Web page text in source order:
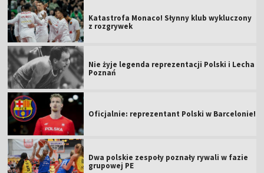
Katastrofa Monaco! Słynny klub wykluczony
z rozgrywek
Nie żyje legenda reprezentacji Polski i Lecha
Poznań
Oficjalnie: reprezentant Polski w Barcelonie!
Dwa polskie zespoły poznały rywali w fazie
grupowej PE